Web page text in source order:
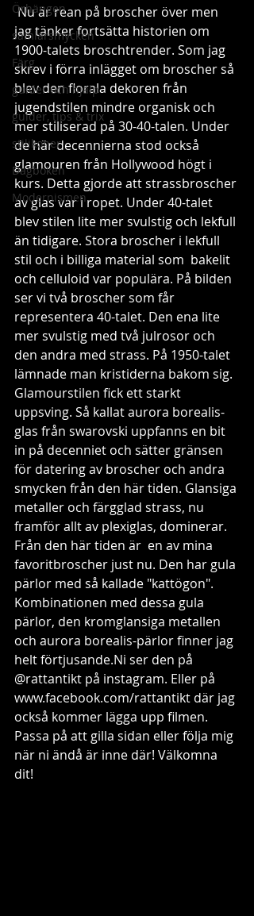
Örhängen
samlarsmycken
Färg
guider och hjälp
guider, tips & trix
stilikoner
Dagboken
Modernismen
Nu är rean på broscher över men
jag tänker fortsätta historien om
1900-talets broschtrender. Som jag
skrev i förra inlägget om broscher så
blev den florala dekoren från
jugendstilen mindre organisk och
mer stiliserad på 30-40-talen. Under
de här decennierna stod också
glamouren från Hollywood högt i
kurs. Detta gjorde att strassbroscher
av glas var i ropet. Under 40-talet
blev stilen lite mer svulstig och lekfull
än tidigare. Stora broscher i lekfull
stil och i billiga material som  bakelit
och celluloid var populära. På bilden
ser vi två broscher som får
representera 40-talet. Den ena lite
mer svulstig med två julrosor och
den andra med strass. På 1950-talet
lämnade man kristiderna bakom sig.
Glamourstilen fick ett starkt
uppsving. Så kallat aurora borealis-
glas från swarovski uppfanns en bit
in på decenniet och sätter gränsen
för datering av broscher och andra
smycken från den här tiden. Glansiga
metaller och färgglad strass, nu
framför allt av plexiglas, dominerar.
Från den här tiden är  en av mina
favoritbroscher just nu. Den har gula
pärlor med så kallade "kattögon".
Kombinationen med dessa gula
pärlor, den kromglansiga metallen
och aurora borealis-pärlor finner jag
helt förtjusande.Ni ser den på
@rattantikt på instagram. Eller på
www.facebook.com/rattantikt där jag
också kommer lägga upp filmen.
Passa på att gilla sidan eller följa mig
när ni ändå är inne där! Välkomna
dit!